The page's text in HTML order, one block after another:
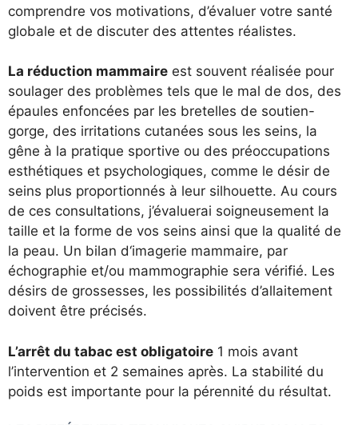
comprendre vos motivations, d’évaluer votre santé
globale et de discuter des attentes réalistes.
La réduction mammaire est souvent réalisée pour
soulager des problèmes tels que le mal de dos, des
épaules enfoncées par les bretelles de soutien-
gorge, des irritations cutanées sous les seins, la
gêne à la pratique sportive ou des préoccupations
esthétiques et psychologiques, comme le désir de
seins plus proportionnés à leur silhouette. Au cours
de ces consultations, j’évaluerai soigneusement la
taille et la forme de vos seins ainsi que la qualité de
la peau. Un bilan d‘imagerie mammaire, par
échographie et/ou mammographie sera vérifié. Les
désirs de grossesses, les possibilités d’allaitement
doivent être précisés.
L’arrêt du tabac est obligatoire 1 mois avant
l’intervention et 2 semaines après. La stabilité du
poids est importante pour la pérennité du résultat.